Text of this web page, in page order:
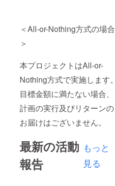
＜All-or-Nothing方式の場合
＞
本プロジェクトはAll-or-
Nothing方式で実施します。
目標金額に満たない場合、
計画の実行及びリターンの
お届けはございません。
最新の活動
報告
もっと
見る